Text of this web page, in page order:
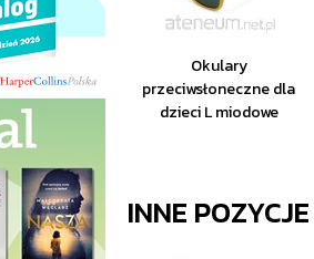
Okulary
przeciwsłoneczne dla
dzieci L miodowe
INNE